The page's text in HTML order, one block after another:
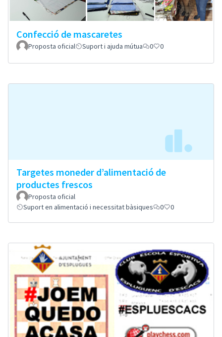
Confecció de mascaretes
Proposta oficial Suport i ajuda mútua 0 0
Targetes moneder d’alimentació de
productes frescos
Proposta oficial
Suport en alimentació i necessitat bàsiques
0 0